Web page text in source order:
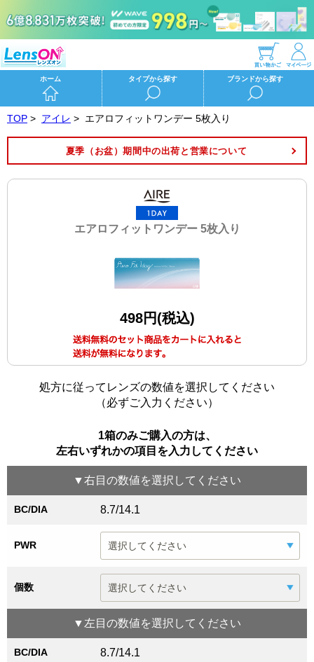
ホーム タイプから探す ブランドから探す
TOP > アイレ > エアロフィットワンデー 5枚入り
夏季（お盆）期間中の出荷と営業について
エアロフィットワンデー 5枚入り
498円(税込)
処方に従ってレンズの数値を選択してください
（必ずご入力ください）
1箱のみご購入の方は、
左右いずれかの項目を入力してください
▼右目 の数値を選択してください
BC/DIA 8.7/14.1
PWR
個数
▼ 左目 の数値を選択してください
BC/DIA 8.7/14.1